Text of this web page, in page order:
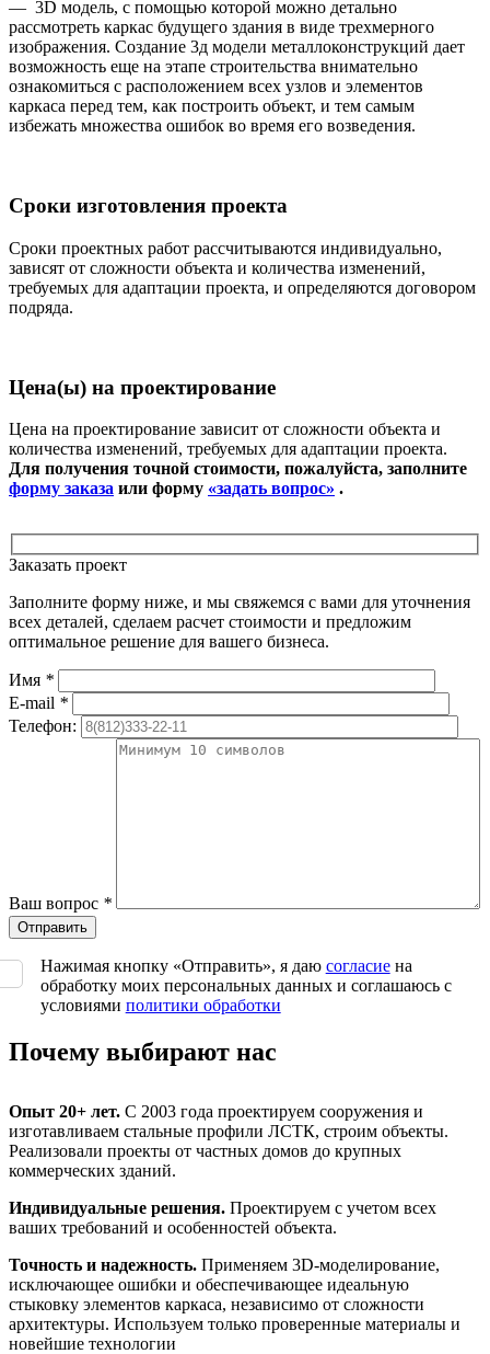
— 3D модель, с помощью которой можно детально
рассмотреть каркас будущего здания в виде трехмерного
изображения. Создание 3д модели металлоконструкций дает
возможность еще на этапе строительства внимательно
ознакомиться с расположением всех узлов и элементов
каркаса перед тем, как построить объект, и тем самым
избежать множества ошибок во время его возведения.
Сроки изготовления проекта
Сроки проектных работ рассчитываются индивидуально,
зависят от сложности объекта и количества изменений,
требуемых для адаптации проекта, и определяются договором
подряда.
Цена(ы) на проектирование
Цена на проектирование зависит от сложности объекта и
количества изменений, требуемых для адаптации проекта.
Для получения точной стоимости, пожалуйста, заполните
форму заказа или форму «задать вопрос» .
Заказать проект
Заполните форму ниже, и мы свяжемся с вами для уточнения
всех деталей, сделаем расчет стоимости и предложим
оптимальное решение для вашего бизнеса.
Имя *
E-mail *
Телефон:
Ваш вопрос *
Оставьте
это
поле
пустым.
Нажимая кнопку «Отправить», я даю согласиена
обработку моих персональных данных и соглашаюсь с
условиями политики обработки
Почему выбирают нас
Опыт 20+ лет. С 2003 года проектируем сооружения и
изготавливаем стальные профили ЛСТК, строим объекты.
Реализовали проекты от частных домов до крупных
коммерческих зданий.
Индивидуальные решения. Проектируем с учетом всех
ваших требований и особенностей объекта.
Точность и надежность. Применяем 3D-моделирование,
исключающее ошибки и обеспечивающее идеальную
стыковку элементов каркаса, независимо от сложности
архитектуры. Используем только проверенные материалы и
новейшие технологии